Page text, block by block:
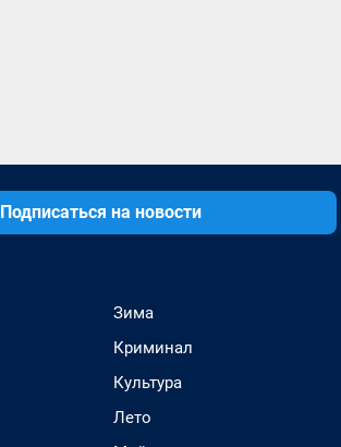
Подписаться на новости
Зима
Криминал
Культура
Лето